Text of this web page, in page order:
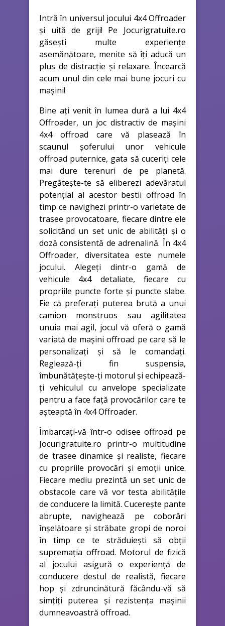
Intră în universul jocului 4x4 Offroader
și uită de griji! Pe Jocurigratuite.ro
găsești multe experiențe
asemănătoare, menite să îți aducă un
plus de distracție și relaxare. Încearcă
acum unul din cele mai bune jocuri cu
mașini!
Bine ați venit în lumea dură a lui 4x4
Offroader, un joc distractiv de mașini
4x4 offroad care vă plasează în
scaunul șoferului unor vehicule
offroad puternice, gata să cuceriți cele
mai dure terenuri de pe planetă.
Pregătește-te să eliberezi adevăratul
potențial al acestor bestii offroad în
timp ce navighezi printr-o varietate de
trasee provocatoare, fiecare dintre ele
solicitând un set unic de abilități și o
doză consistentă de adrenalină. În 4x4
Offroader, diversitatea este numele
jocului. Alegeți dintr-o gamă de
vehicule 4x4 detaliate, fiecare cu
propriile puncte forte și puncte slabe.
Fie că preferați puterea brută a unui
camion monstruos sau agilitatea
unuia mai agil, jocul vă oferă o gamă
variată de mașini offroad pe care să le
personalizați și să le comandați.
Reglează-ți fin suspensia,
îmbunătățește-ți motorul și echipează-
ți vehiculul cu anvelope specializate
pentru a face față provocărilor care te
așteaptă în 4x4 Offroader.
Îmbarcați-vă într-o odisee offroad pe
Jocurigratuite.ro printr-o multitudine
de trasee dinamice și realiste, fiecare
cu propriile provocări și emoții unice.
Fiecare mediu prezintă un set unic de
obstacole care vă vor testa abilitățile
de conducere la limită. Cucerește pante
abrupte, navighează pe coborâri
înșelătoare și străbate gropi de noroi
în timp ce te străduiești să obții
supremația offroad. Motorul de fizică
al jocului asigură o experiență de
conducere destul de realistă, fiecare
hop și zdruncinătură făcându-vă să
simțiți puterea și rezistența mașinii
dumneavoastră offroad.